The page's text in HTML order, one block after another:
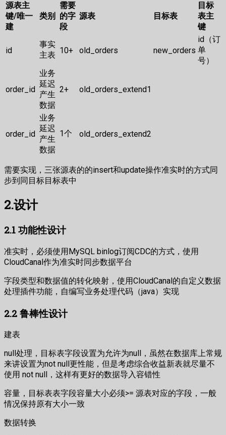
源表主
键/唯一
建
类别
需要
的字
段
源表 目标表
目标
表主
键
id
事实
主表 10+ old_orders new_orders
id（订
单
号）
order_id
业务
延迟
产生
数据
2+ old_orders_extend1
order_id
业务
延迟
产生
数据
1个 old_orders_extend2
需要实现，三张源表的的insert和update操作准实时的方式同
步到同目标目标表中
2.设计
2.1 功能性设计
准实时，必须使用MySQL binlog订阅CDC的方式，使用
CloudCanal作为准实时同步数据平台
字段类型和数据值的转化映射，使用CloudCanal的自定义数据
处理插件功能，自编写业务处理代码（java）实现
2.2 鲁棒性设计
建表
null处理，目标表字段设置为允许为null，虽然在数据库上常规
来讲设置为not null更性能，但是考虑综合收益新表就尽量不
使用 not null，这样有更好的数据导入容错性
容量，目标表表字段容量大小必须>= 源表对应的字段，一般
情况保持原有大小一致
数据转换